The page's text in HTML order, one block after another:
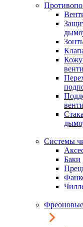
Системы
Баки